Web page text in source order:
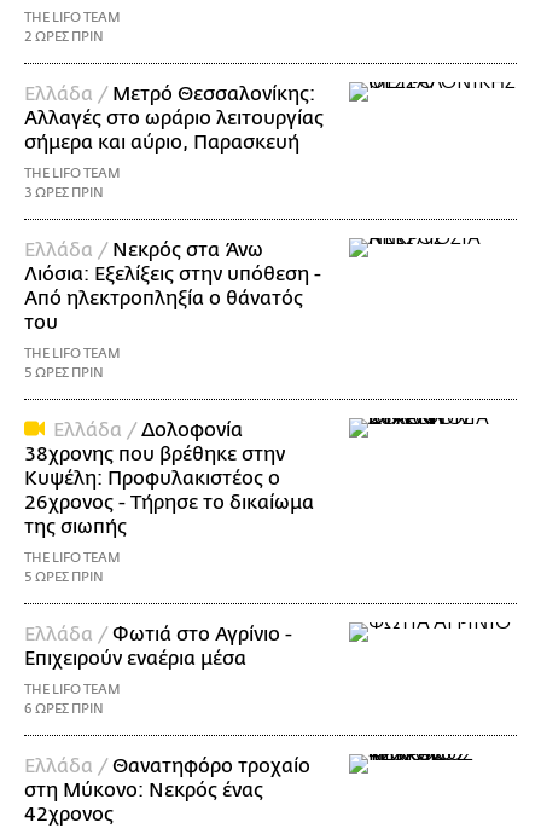
THE LIFO TEAM
2 ΩΡΕΣ ΠΡΙΝ
Ελλάδα / Μετρό Θεσσαλονίκης:
Αλλαγές στο ωράριο λειτουργίας
σήμερα και αύριο, Παρασκευή
THE LIFO TEAM
3 ΩΡΕΣ ΠΡΙΝ
Ελλάδα / Νεκρός στα Άνω
Λιόσια: Εξελίξεις στην υπόθεση -
Από ηλεκτροπληξία ο θάνατός
του
THE LIFO TEAM
5 ΩΡΕΣ ΠΡΙΝ
Ελλάδα / Δολοφονία
38χρονης που βρέθηκε στην
Κυψέλη: Προφυλακιστέος ο
26χρονος - Τήρησε το δικαίωμα
της σιωπής
THE LIFO TEAM
5 ΩΡΕΣ ΠΡΙΝ
Ελλάδα / Φωτιά στο Αγρίνιο -
Επιχειρούν εναέρια μέσα
THE LIFO TEAM
6 ΩΡΕΣ ΠΡΙΝ
Ελλάδα / Θανατηφόρο τροχαίο
στη Μύκονο: Νεκρός ένας
42χρονος